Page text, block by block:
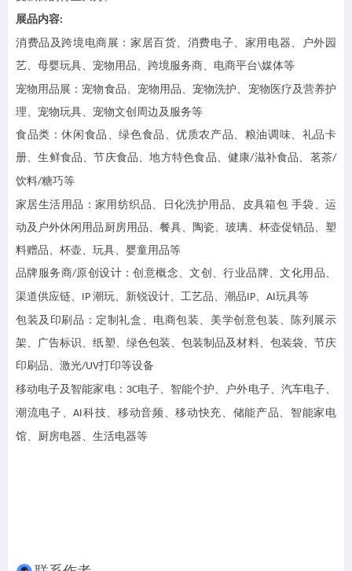
展品内容:
消费品及跨境电商展：家居百货、消费电子、家用电器、户外园
艺、母婴玩具、宠物用品、跨境服务商、电商平台\媒体等
宠物用品展：宠物食品、宠物用品、宠物洗护、宠物医疗及营养护
理、宠物玩具、宠物文创周边及服务等
食品类：休闲食品、绿色食品、优质农产品、粮油调味、礼品卡
册、生鲜食品、节庆食品、地方特色食品、健康/滋补食品、茗茶/
饮料/糖巧等
家居生活用品：家用纺织品、日化洗护用品、皮具箱包 手袋、运
动及户外休闲用品厨房用品、餐具、陶瓷、玻璃、杯壶促销品、塑
料赠品、杯壶、玩具、婴童用品等
品牌服务商/原创设计：创意概念、文创、行业品牌、文化用品、
渠道供应链、 IP 潮玩、新锐设计、工艺品、潮品IP、 AI玩具等
包装及印刷品：定制礼盒、电商包装、美学创意包装、陈列展示
架、广告标识、纸塑、绿色包装、包装制品及材料、包装袋、节庆
印刷品、激光/UV打印等设备
移动电子及智能家电： 3C电子、智能个护、户外电子、汽车电子、
潮流电子、AI科技、移动音频、移动快充、储能产品、智能家电
馆、厨房电器、生活电器等